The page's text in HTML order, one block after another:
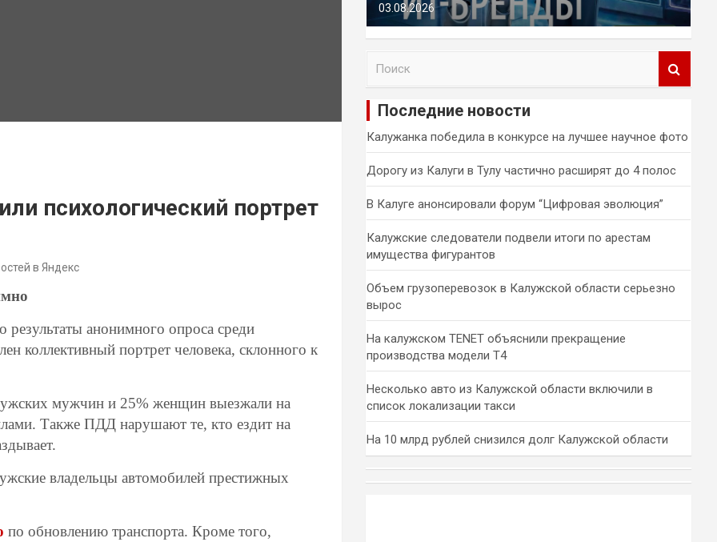
психологический портрет
в Яндекс
результаты анонимного опроса среди
коллективный портрет человека, склонного к
мужчин и 25% женщин выезжали на
Также ПДД нарушают те, кто ездит на
владельцы автомобилей престижных
по обновлению транспорта. Кроме того,
03.08.2026
и
Последние новости
Калужанка победила в конкурсе на лучшее научное фото
Дорогу из Калуги в Тулу частично расширят до 4 полос
В Калуге анонсировали форум “Цифровая эволюция”
Калужские следователи подвели итоги по арестам
имущества фигурантов
Объем грузоперевозок в Калужской области серьезно
вырос
На калужском TENET объяснили прекращение
производства модели T4
Несколько авто из Калужской области включили в
список локализации такси
На 10 млрд рублей снизился долг Калужской области